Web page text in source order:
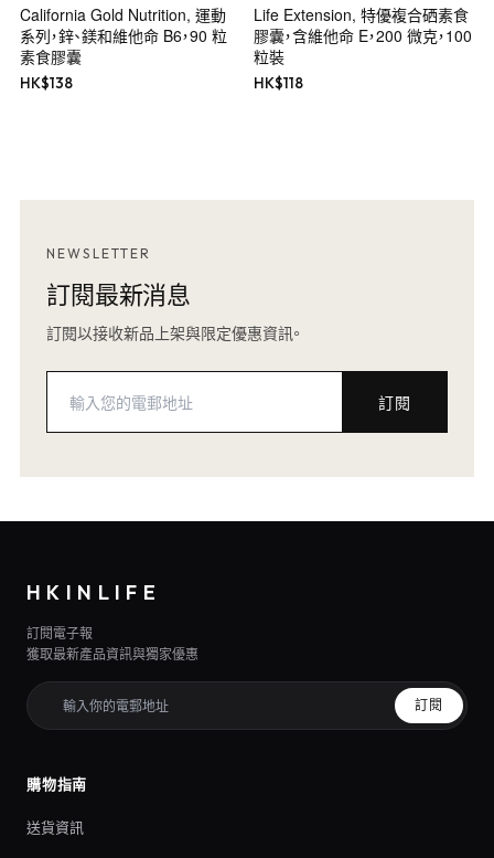
California Gold Nutrition, 運動
系列，鋅、鎂和維他命 B6，90 粒
素食膠囊
HK$138
Life Extension, 特優複合硒素食
膠囊，含維他命 E，200 微克，100
粒裝
HK$118
NEWSLETTER
訂閱最新消息
訂閱以接收新品上架與限定優惠資訊。
訂閱
HKINLIFE
訂閱電子報
獲取最新產品資訊與獨家優惠
訂閱
購物指南
送貨資訊